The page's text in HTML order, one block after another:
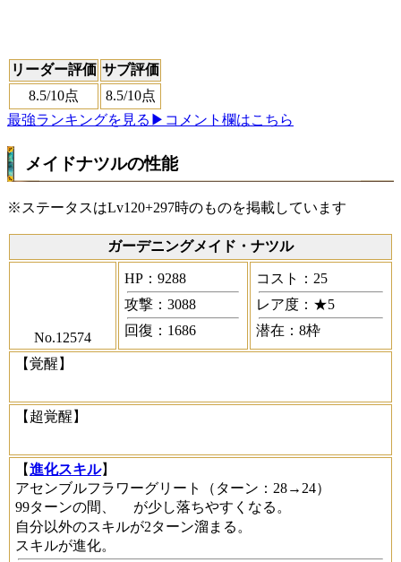
リーダー評価 サブ評価
8.5/10点 8.5/10点
最強ランキングを見る ▶コメント欄はこちら
メイドナツルの性能
※ステータスはLv120+297時のものを掲載しています
ガーデニングメイド・ナツル
No.12574
HP：9288
攻撃：3088
回復：1686
コスト：25
レア度：★5
潜在：8枠
【覚醒】
【超覚醒】
【進化スキル】
アセンブルフラワーグリート
（ターン：28→24）
99ターンの間、
が少し落ちやすくなる。
自分以外のスキルが2ターン溜まる。
スキルが進化。